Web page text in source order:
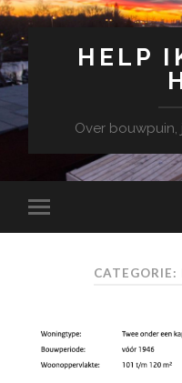
HELP
Over
CATEGORIE: